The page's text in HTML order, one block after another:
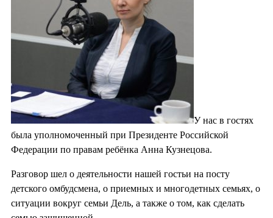
У нас в гостях
была уполномоченный при Президенте Российской
Федерации по правам ребёнка Анна Кузнецова.
Разговор шел о деятельности нашей гостьи на посту
детского омбудсмена, о приемных и многодетных семьях, о
ситуации вокруг семьи Дель, а также о том, как сделать